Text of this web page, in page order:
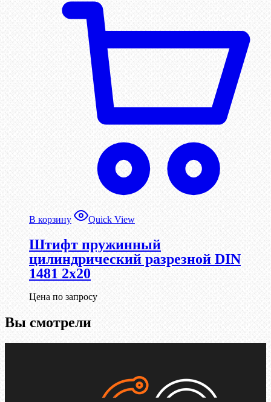
В корзину Quick View
Штифт пружинный
цилиндрический разрезной DIN
1481 2х20
Цена по запросу
Вы смотрели